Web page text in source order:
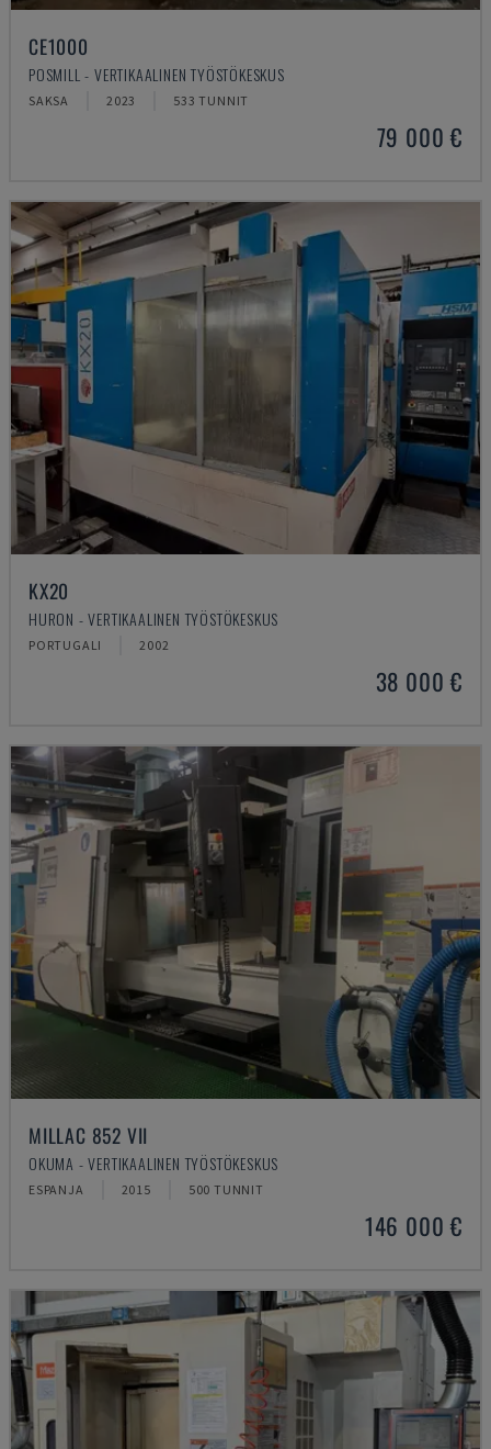
CE1000
POSMILL - VERTIKAALINEN TYÖSTÖKESKUS
SAKSA 2023 533 TUNNIT
79 000 €
KX20
HURON - VERTIKAALINEN TYÖSTÖKESKUS
PORTUGALI 2002
38 000 €
MILLAC 852 VII
OKUMA - VERTIKAALINEN TYÖSTÖKESKUS
ESPANJA 2015 500 TUNNIT
146 000 €